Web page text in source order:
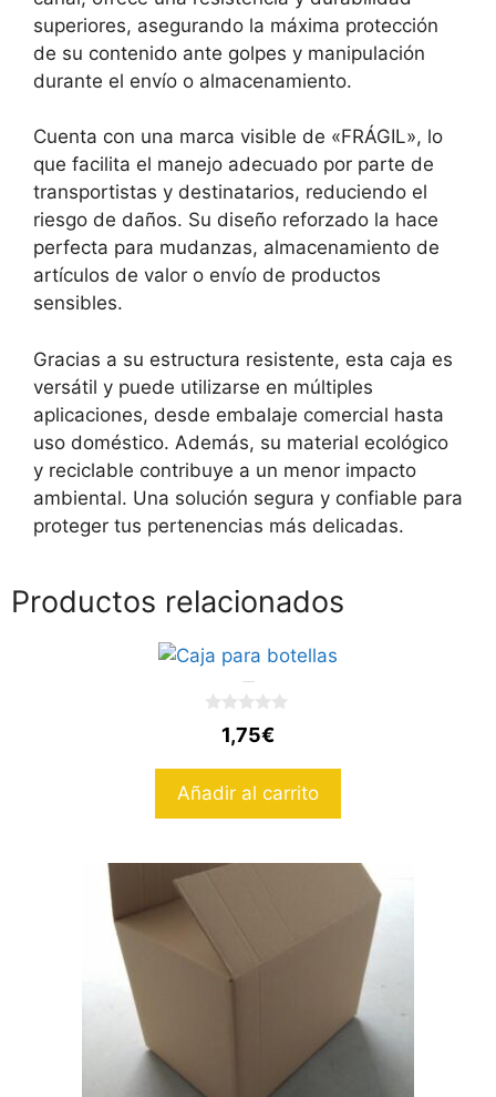
superiores, asegurando la máxima protección
de su contenido ante golpes y manipulación
durante el envío o almacenamiento.
Cuenta con una marca visible de «FRÁGIL», lo
que facilita el manejo adecuado por parte de
transportistas y destinatarios, reduciendo el
riesgo de daños. Su diseño reforzado la hace
perfecta para mudanzas, almacenamiento de
artículos de valor o envío de productos
sensibles.
Gracias a su estructura resistente, esta caja es
versátil y puede utilizarse en múltiples
aplicaciones, desde embalaje comercial hasta
uso doméstico. Además, su material ecológico
y reciclable contribuye a un menor impacto
ambiental. Una solución segura y confiable para
proteger tus pertenencias más delicadas.
Productos relacionados
5
1,75€
Añadir al carrito